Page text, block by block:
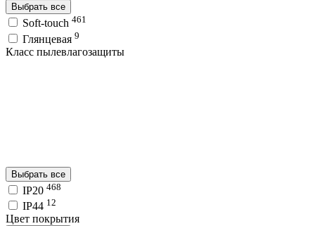
Выбрать все
Soft-touch 461
Глянцевая 9
Класс пылевлагозащиты
Выбрать все
IP20 468
IP44 12
Цвет покрытия